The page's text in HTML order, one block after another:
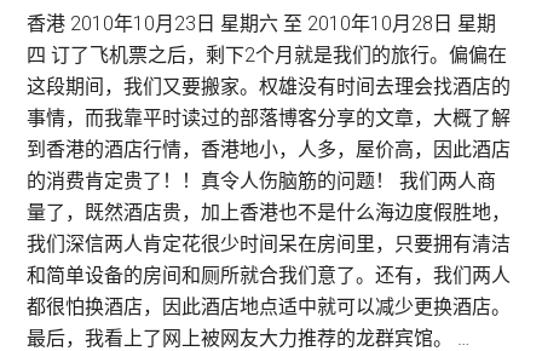
Hotel
Causeway
Bay
游
客
以
最
佳
房
价
住
香港 2010年10月23日 星期六 至 2010年10月28日 星期
四 订了飞机票之后，剩下2个月就是我们的旅行。偏偏在
这段期间，我们又要搬家。权雄没有时间去理会找酒店的
事情，而我靠平时读过的部落博客分享的文章，大概了解
到香港的酒店行情，香港地小，人多，屋价高，因此酒店
的消费肯定贵了！！真令人伤脑筋的问题！ 我们两人商
量了，既然酒店贵，加上香港也不是什么海边度假胜地，
我们深信两人肯定花很少时间呆在房间里，只要拥有清洁
和简单设备的房间和厕所就合我们意了。还有，我们两人
都很怕换酒店，因此酒店地点适中就可以减少更换酒店。
最后，我看上了网上被网友大力推荐的龙群宾馆。 …